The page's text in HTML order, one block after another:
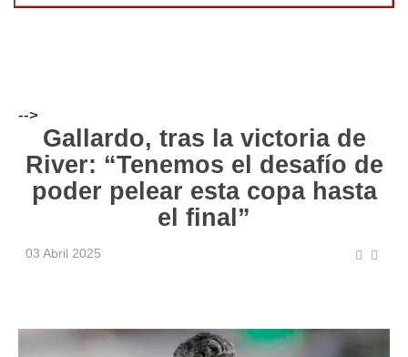
-->
Gallardo, tras la victoria de
River: “Tenemos el desafío de
poder pelear esta copa hasta
el final”
03 Abril 2025